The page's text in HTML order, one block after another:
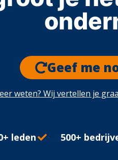
én
met
én
Geef me
weten? Wij vertellen je
leden 500+